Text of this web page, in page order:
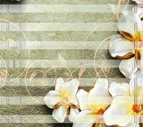
در خانه